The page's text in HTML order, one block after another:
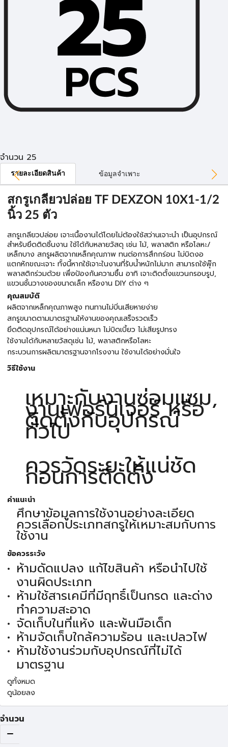
จำนวน 25
รายละเอียดสินค้า ข้อมูลจำเพาะ
สกรูเกลียวปล่อย TF DEXZON 10X1-1/2
นิ้ว 25 ตัว
สกรูเกลียวปล่อย เจาะเนื้องานได้โดยไม่ต้องใช้สว่านเจาะนำ เป็นอุปกรณ์
สำหรับยึดติดชิ้นงาน ใช้ได้กับหลายวัสดุ เช่น ไม้, พลาสติก หรือโลหะ/
เหล็กบาง สกรูผลิตจากเหล็กคุณภาพ ทนต่อการสึกกร่อน ไม่บิดงอ
แตกหักขณะเจาะ ทั้งนี้หากใช้เจาะในงานที่รับน้ำหนักไม่มาก สามารถใช้พุ๊ก
พลาสติกร่วมด้วย เพื่อป้องกันความชื้น อาทิ เจาะติดตั้งแขวนกรอบรูป,
แขวนชั้นวางของขนาดเล็ก หรืองาน DIY ต่าง ๆ
คุณสมบัติ
ผลิตจากเหล็กคุณภาพสูง ทนทานไม่บิ่นเสียหายง่าย
สกรูขนาดตามมาตรฐานให้งานของคุณเสร็จรวดเร็ว
ยึดติดอุปกรณ์ได้อย่างแน่นหนา ไม่บิดเบี้ยว ไม่เสียรูปทรง
ใช้งานได้กับหลายวัสดุเช่น ไม้, พลาสติกหรือโลหะ
กระบวนการผลิตมาตรฐานจากโรงงาน ใช้งานได้อย่างมั่นใจ
วิธีใช้งาน
เหมาะกับงานซ่อมแซม,
งานเฟอร์นิเจอร์ หรือ
ติดตั้งกับอุปกรณ์
ทั่วไป
ควรวัดระยะให้แน่ชัด
ก่อนการติดตั้ง
คำแนะนำ
ศึกษาข้อมูลการใช้งานอย่างละเอียด
ควรเลือกประเภทสกรูให้เหมาะสมกับการ
ใช้งาน
ข้อควรระวัง
ห้ามดัดแปลง แก้ไขสินค้า หรือนำไปใช้
งานผิดประเภท
ห้ามใช้สารเคมีที่มีฤทธิ์เป็นกรด และด่าง
ทำความสะอาด
จัดเก็บในที่แห้ง และพ้นมือเด็ก
ห้ามจัดเก็บใกล้ความร้อน และเปลวไฟ
ห้ามใช้งานร่วมกับอุปกรณ์ที่ไม่ได้
มาตรฐาน
ดูทั้งหมด
ดูน้อยลง
จำนวน